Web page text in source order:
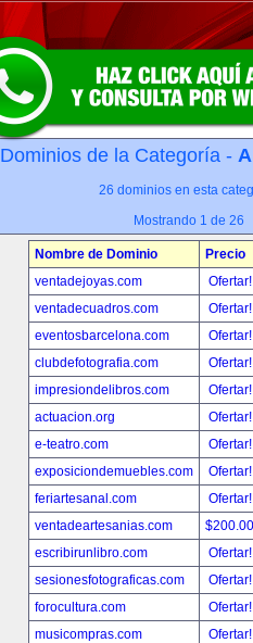
Dominios de la Categoría -
26 dominios en esta
Mostrando 1 de 26
Nombre de Dominio
Precio
ventadejoyas.com
ventadecuadros.com
eventosbarcelona.com
clubdefotografia.com
impresiondelibros.com
actuacion.org
e-teatro.com
exposiciondemuebles.com
feriartesanal.com
ventadeartesanias.com
escribirunlibro.com
sesionesfotograficas.com
forocultura.com
musicompras.com